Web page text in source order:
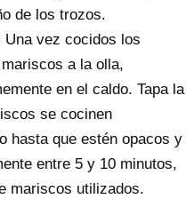
de los trozos.
Una vez cocidos los
a la olla,
en el caldo. Tapa la
se cocinen
hasta que estén opacos y
entre 5 y 10 minutos,
mariscos utilizados.